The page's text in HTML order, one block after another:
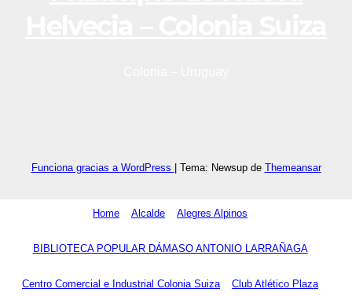
Funciona gracias a WordPress Tema: Newsup de Themeansar
Home Alcalde Alegres Alpinos
BIBLIOTECA POPULAR DÁMASO ANTONIO LARRAÑAGA
Centro Comercial e Industrial Colonia Suiza Club Atlético Plaza